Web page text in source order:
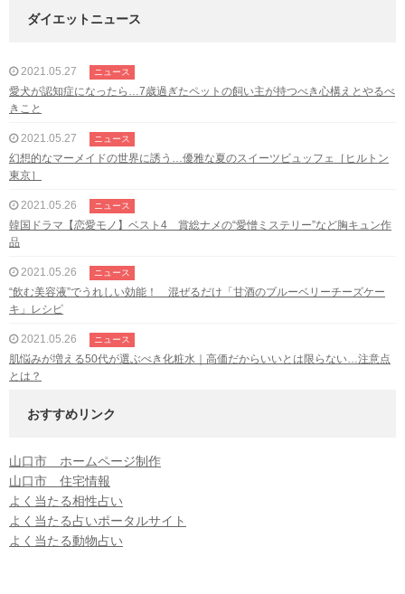
ダイエットニュース
2021.05.27 ニュース
愛犬が認知症になったら…7歳過ぎたペットの飼い主が持つべき心構えとやるべ
きこと
2021.05.27 ニュース
幻想的なマーメイドの世界に誘う…優雅な夏のスイーツビュッフェ［ヒルトン
東京］
2021.05.26 ニュース
韓国ドラマ【恋愛モノ】ベスト4 賞総ナメの“愛憎ミステリー”など胸キュン作
品
2021.05.26 ニュース
“飲む美容液”でうれしい効能！ 混ぜるだけ「甘酒のブルーベリーチーズケー
キ」レシピ
2021.05.26 ニュース
肌悩みが増える50代が選ぶべき化粧水｜高価だからいいとは限らない…注意点
とは？
おすすめリンク
山口市 ホームページ制作
山口市 住宅情報
よく当たる相性占い
よく当たる占いポータルサイト
よく当たる動物占い